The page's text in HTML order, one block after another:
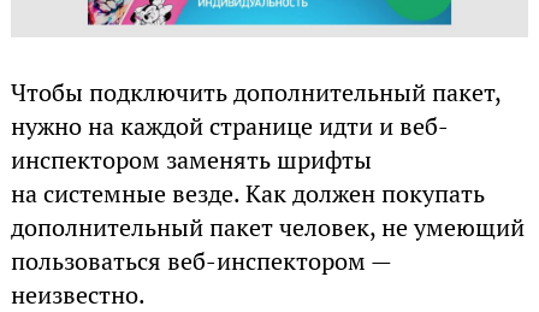
Чтобы подключить дополнительный пакет,
нужно на каждой странице идти и веб-
инспектором заменять шрифты
на системные везде. Как должен покупать
дополнительный пакет человек, не умеющий
пользоваться веб-инспектором —
неизвестно.